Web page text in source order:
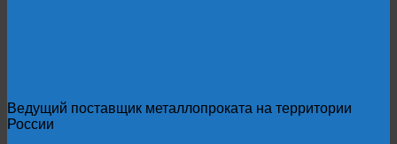
Ведущий поставщик металлопроката на территории
России